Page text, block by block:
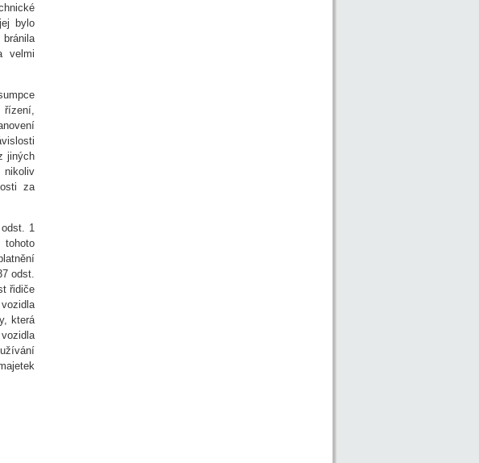
bylo
velmi
jiných
nikoliv
za
1
odst.
řidiče
která